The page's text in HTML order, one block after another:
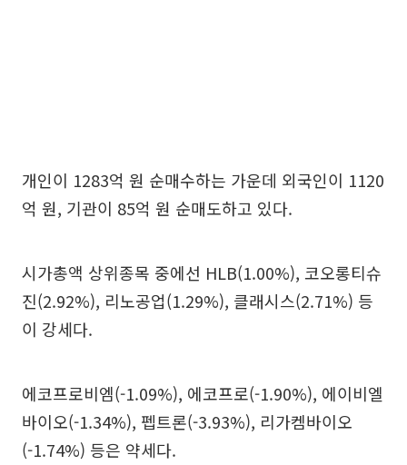
개인이 1283억 원 순매수하는 가운데 외국인이 1120
억 원, 기관이 85억 원 순매도하고 있다.
시가총액 상위종목 중에선 HLB(1.00%), 코오롱티슈
진(2.92%), 리노공업(1.29%), 클래시스(2.71%) 등
이 강세다.
에코프로비엠(-1.09%), 에코프로(-1.90%), 에이비엘
바이오(-1.34%), 펩트론(-3.93%), 리가켐바이오
(-1.74%) 등은 약세다.